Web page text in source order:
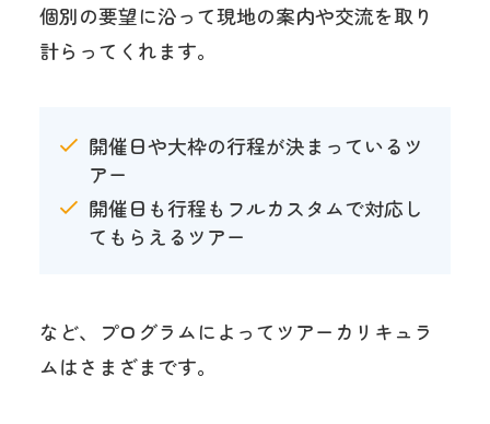
個別の要望に沿って現地の案内や交流を取り
計らってくれます。
開催日や大枠の行程が決まっているツ
アー
開催日も行程もフルカスタムで対応し
てもらえるツアー
など、プログラムによってツアーカリキュラ
ムはさまざまです。